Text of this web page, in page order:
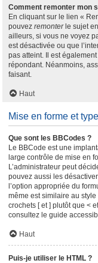
Comment remonter mon
En cliquant sur le lien «
pouvez remonterle sujet
ailleurs, si vous ne voyez
est désactivée ou que
pas atteint. Il est
répondant. Néanmoins,
faisant.
Haut
Mise en forme et
Que sont les BBCodes ?
Le BBCode est une
large contrôle de mise en
L’administrateur peut
pouvez aussi les
l’option appropriée du
même est similaire au
crochets [ et ] plutôt que <
consultez le guide
Haut
Puis-je utiliser le HTML ?